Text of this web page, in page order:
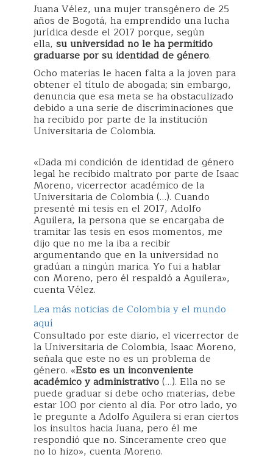
Juana Vélez, una mujer transgénero de 25
años de Bogotá, ha emprendido una lucha
jurídica desde el 2017 porque, según
ella, su universidad no le ha permitido
graduarse por su identidad de género.
Ocho materias le hacen falta a la joven para
obtener el título de abogada; sin embargo,
denuncia que esa meta se ha obstaculizado
debido a una serie de discriminaciones que
ha recibido por parte de la institución
Universitaria de Colombia.
«Dada mi condición de identidad de género
legal he recibido maltrato por parte de Isaac
Moreno, vicerrector académico de la
Universitaria de Colombia (…). Cuando
presenté mi tesis en el 2017, Adolfo
Aguilera, la persona que se encargaba de
tramitar las tesis en esos momentos, me
dijo que no me la iba a recibir
argumentando que en la universidad no
gradúan a ningún marica. Yo fui a hablar
con Moreno, pero él respaldó a Aguilera»,
cuenta Vélez.
Lea más noticias de Colombia y el mundo
aquí
Consultado por este diario, el vicerrector de
la Universitaria de Colombia, Isaac Moreno,
señala que este no es un problema de
género. «Esto es un inconveniente
académico y administrativo(…). Ella no se
puede graduar si debe ocho materias, debe
estar 100 por ciento al día. Por otro lado, yo
le pregunte a Adolfo Aguilera si eran ciertos
los insultos hacia Juana, pero él me
respondió que no. Sinceramente creo que
no lo hizo», cuenta Moreno.